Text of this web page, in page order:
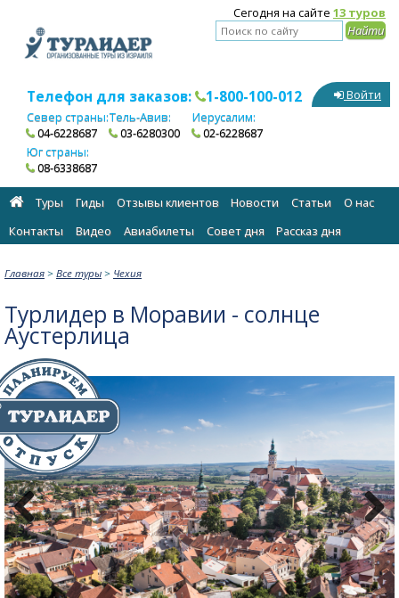
Сегодня на сайте 13 туров
Телефон для заказов: 1-800-100-012
Север страны:
04-6228687
Тель-Авив:
03-6280300
Иерусалим:
02-6228687
Юг страны:
08-6338687
Войти
Туры Гиды Отзывы клиентов Новости Статьи
О нас
Контакты
Видео Авиабилеты Cовет дня Рассказ дня
Главная > Все туры > Чехия
Турлидер в Моравии - солнце
Аустерлица
Previous Next